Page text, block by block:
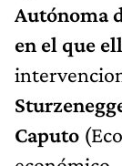
Autónoma
en el que
Caputo